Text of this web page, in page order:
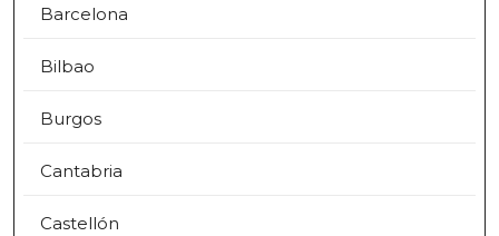
Barcelona
Bilbao
Burgos
Cantabria
Castellón